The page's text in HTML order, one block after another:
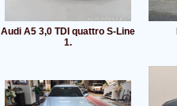
Audi A5 3,0 TDI quattro S-Line
1.